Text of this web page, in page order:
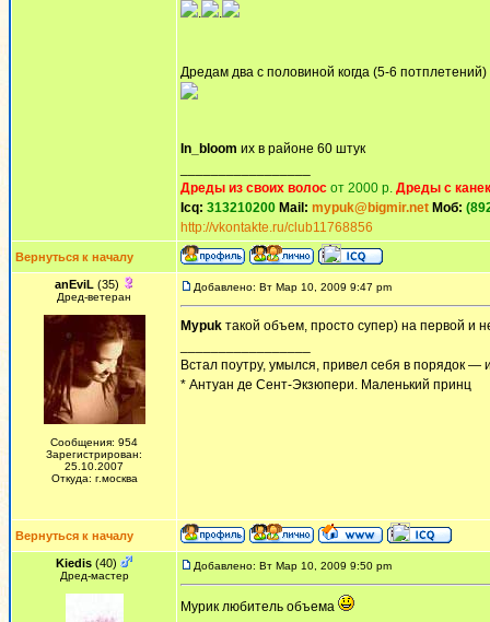
.
.
Дредам два с половиной когда (5-6
In_bloom их в районе 60 штук
Дреды из своих волос от 2000 р. Дреды с
Icq: 313210200 Mail: mypuk@bigmir.net Моб:
http://vkontakte.ru/club11768856
Вернуться к началу
anEviL (35)
Дред-ветеран
Сообщения: 954
Зарегистрирован:
25.10.2007
Откуда: г.москва
Добавлено: Вт Мар 10, 2009 9:47 pm
Mypuk такой объем, просто супер) на первой и
Встал поутру, умылся, привел себя в порядок —
* Антуан де Сент-Экзюпери. Маленький принц
Вернуться к началу
Kiedis (40)
Дред-мастер
Добавлено: Вт Мар 10, 2009 9:50 pm
Мурик любитель объема